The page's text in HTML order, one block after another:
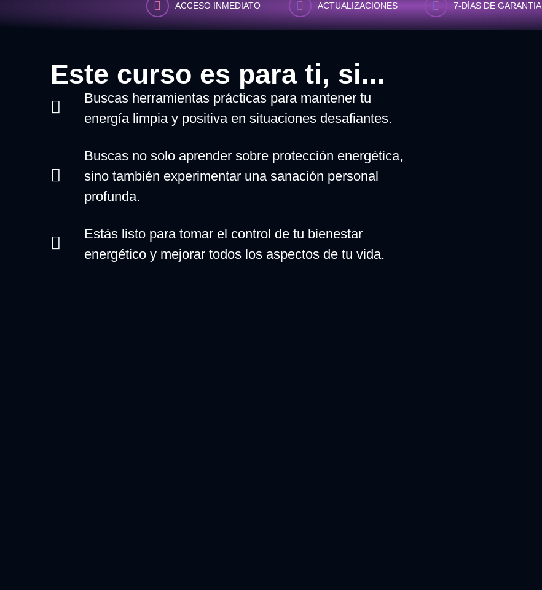
ACCESO INMEDIATO ACTUALIZACIONES 7-DÍAS DE GARANTIA
Este curso es para ti, si...
Buscas herramientas prácticas para mantener tu
energía limpia y positiva en situaciones desafiantes.
Buscas no solo aprender sobre protección energética,
sino también experimentar una sanación personal
profunda.
Estás listo para tomar el control de tu bienestar
energético y mejorar todos los aspectos de tu vida.